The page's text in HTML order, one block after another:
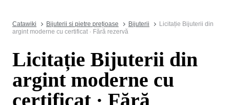
Catawiki Bijuterii si pietre prețioase Bijuterii
Licitație Bijuterii din
argint moderne cu certificat · Fără rezervă
Licitație Bijuterii din
argint moderne cu
certificat · Fără